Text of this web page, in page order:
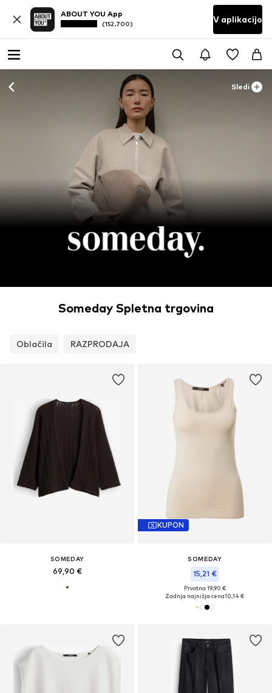
ABOUT YOU App
(152.700) V aplikacijo
Sledi
Someday Spletna trgovina
Oblačila RAZPRODAJA
SOMEDAY
69,90 €
KUPON
SOMEDAY
15,21 €
Prvotno: 19,90 €
Zadnja najnižja cena10,14 €